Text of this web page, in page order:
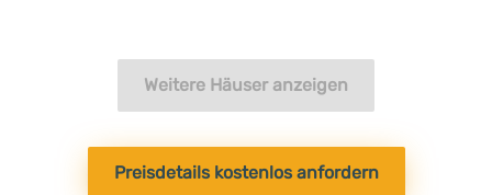
Weitere Häuser anzeigen
Preisdetails kostenlos anfordern